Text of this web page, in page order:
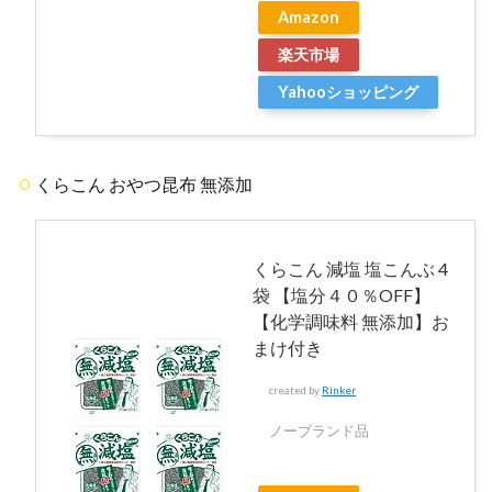
Amazon
楽天市場
Yahooショッピング
くらこん おやつ昆布 無添加
くらこん 減塩 塩こんぶ 4
袋 【塩分４０％OFF】
【化学調味料 無添加】お
まけ付き
created by Rinker
ノーブランド品